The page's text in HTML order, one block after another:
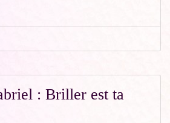
: Briller est ta